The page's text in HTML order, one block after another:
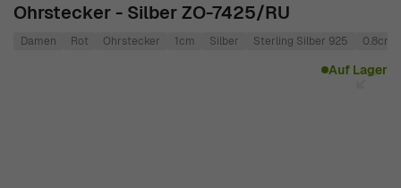
Ohrstecker - Silber ZO-7425/RU
Damen Rot Ohrstecker 1cm Silber Sterling Silber 925 0.8cm
Auf Lager